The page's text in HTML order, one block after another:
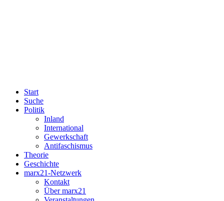
Start
Suche
Politik
Inland
International
Gewerkschaft
Antifaschismus
Theorie
Geschichte
marx21-Netzwerk
Kontakt
Über marx21